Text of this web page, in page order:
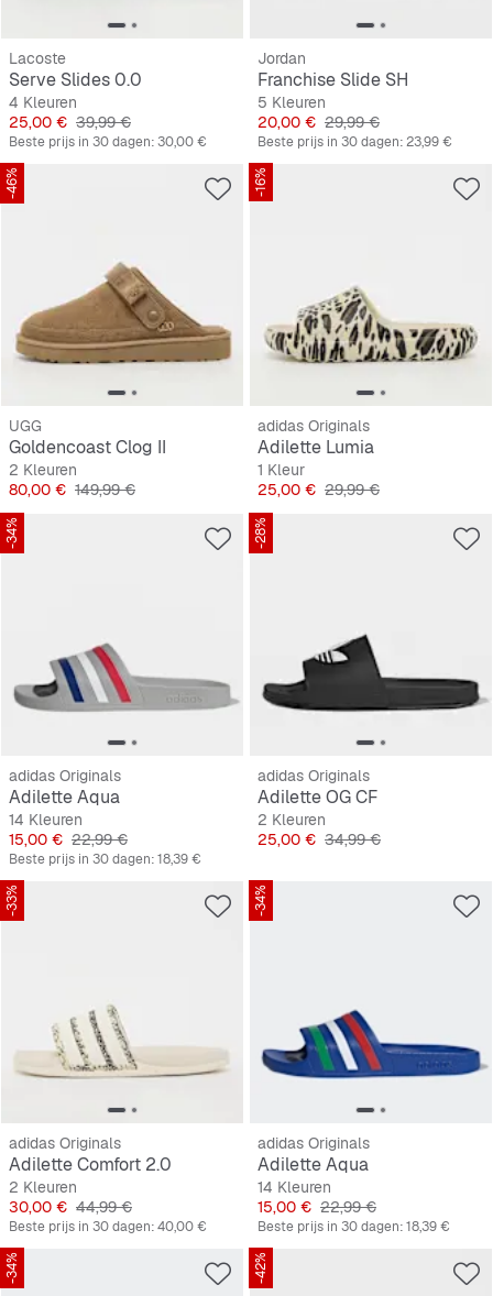
Lacoste
Serve Slides 0.0
4 Kleuren
Prijs
25,00 € Originele Prijs
39,99 €
Beste prijs in 30 dagen:30,00 €
Jordan
Franchise Slide SH
5 Kleuren
Prijs
20,00 € Originele Prijs
29,99 €
Beste prijs in 30 dagen:23,99 €
-46%
UGG
Goldencoast Clog II
2 Kleuren
Prijs
80,00 € Originele Prijs
149,99 €
-16%
adidas Originals
Adilette Lumia
1 Kleur
Prijs
25,00 € Originele Prijs
29,99 €
-34%
adidas Originals
Adilette Aqua
14 Kleuren
Prijs
15,00 € Originele Prijs
22,99 €
Beste prijs in 30 dagen:18,39 €
-28%
adidas Originals
Adilette OG CF
2 Kleuren
Prijs
25,00 € Originele Prijs
34,99 €
-33%
adidas Originals
Adilette Comfort 2.0
2 Kleuren
Prijs
30,00 € Originele Prijs
44,99 €
Beste prijs in 30 dagen:40,00 €
-34%
adidas Originals
Adilette Aqua
14 Kleuren
Prijs
15,00 € Originele Prijs
22,99 €
Beste prijs in 30 dagen:18,39 €
-34% -42%